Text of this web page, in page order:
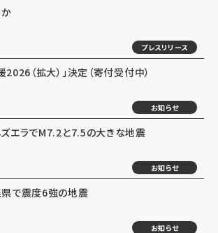
プレスリリース
（拡大）」決定（寄付受付中）
お知らせ
ズエラでM7.2と7.5の大きな地震
お知らせ
県で震度6強の地震
お知らせ